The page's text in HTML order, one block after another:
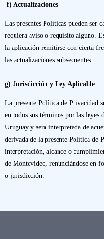
f) Actualizaciones
Las presentes Políticas pueden ser
requiera aviso o requisito alguno.
la aplicación remitirse con cierta
las actualizaciones subsecuentes.
g) Jurisdicción y Ley Aplicable
La presente Política de Privacidad
en todos sus términos por las leyes
Uruguay y será interpretada de
derivada de la presente Política de
interpretación, alcance o
de Montevideo, renunciándose en
o jurisdicción.